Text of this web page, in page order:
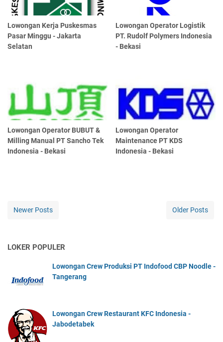
Lowongan Kerja Puskesmas
Pasar Minggu - Jakarta
Selatan
Lowongan Operator Logistik
PT. Rudolf Polymers Indonesia
- Bekasi
Lowongan Operator BUBUT &
Milling Manual PT Sancho Tek
Indonesia - Bekasi
Lowongan Operator
Maintenance PT KDS
Indonesia - Bekasi
Newer Posts Older Posts
LOKER POPULER
Lowongan Crew Produksi PT Indofood CBP Noodle -
Tangerang
Lowongan Crew Restaurant KFC Indonesia -
Jabodetabek